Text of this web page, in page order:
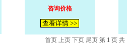
咨询价格
查看详情 >>
首页 上页 下页 尾页 第 1 页 共